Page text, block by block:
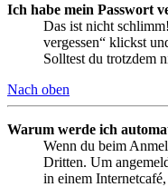
Ich habe mein Passwort
Das ist nicht
vergessen“ klickst
Solltest du trotzdem
Nach oben
Warum werde ich
Wenn du beim
Dritten. Um
in einem